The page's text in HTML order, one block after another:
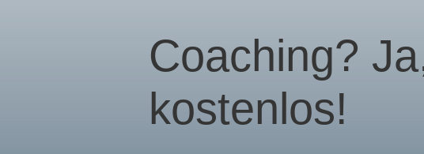
­Coaching?
kostenlos!